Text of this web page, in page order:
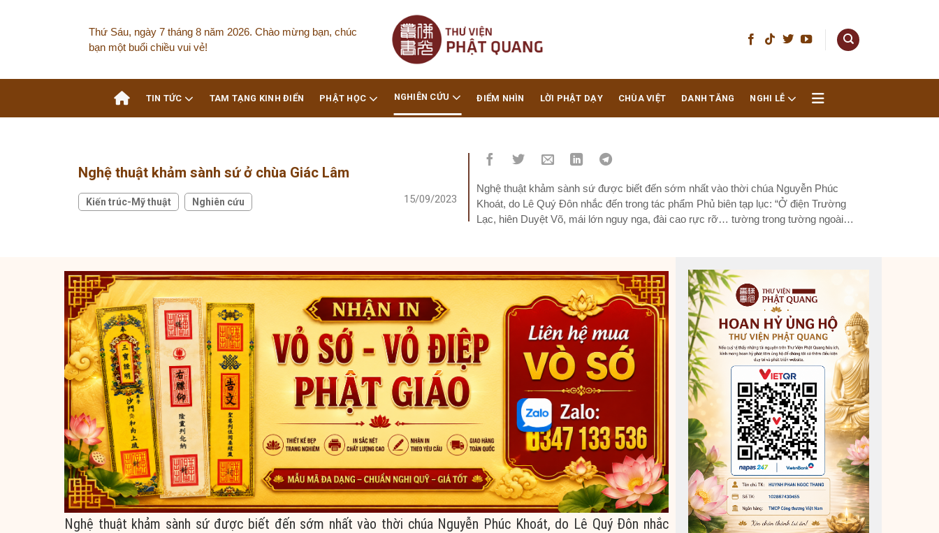
Thứ Sáu, ngày 7 tháng 8 năm 2026. Chào mừng bạn, chúc
bạn một buổi chiều vui vẻ!
TIN TỨC TAM TẠNG KINH ĐIỂN PHẬT HỌC NGHIÊN CỨU ĐIỂM NHÌN LỜI PHẬT DẠY CHÙA VIỆT DANH TĂNG NGHI LỄ
Nghệ thuật khảm sành sứ ở chùa Giác Lâm
Kiến trúc-Mỹ thuật Nghiên cứu 15/09/2023
Nghệ thuật khảm sành sứ được biết đến sớm nhất vào thời chúa Nguyễn Phúc
Khoát, do Lê Quý Đôn nhắc đến trong tác phẩm Phủ biên tạp lục: “Ở điện Trường
Lạc, hiên Duyệt Võ, mái lớn nguy nga, đài cao rực rỡ… tường trong tường ngoài
Nghệ thuật khảm sành sứ được biết đến sớm nhất vào thời chúa Nguyễn Phúc Khoát, do Lê Quý Đôn nhắc